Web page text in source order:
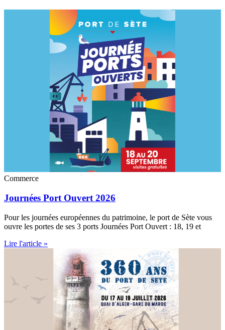
Commerce
Journées Port Ouvert 2026
Pour les journées européennes du patrimoine, le port de Sète vous
ouvre les portes de ses 3 ports Journées Port Ouvert : 18, 19 et
Lire l'article »